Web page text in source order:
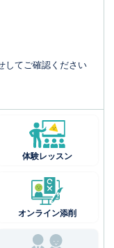
してご確認ください
体験レッスン
オンライン添削